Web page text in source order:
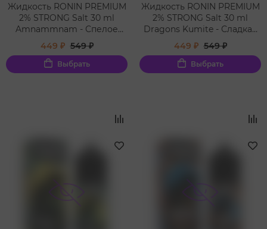
Жидкость RONIN PREMIUM
2% STRONG Salt 30 ml
Amnammnam - Спелое
тропическое манго с
ананасом
449 ₽ 549 ₽
Выбрать
Жидкость RONIN PREMIUM
2% STRONG Salt 30 ml
Dragons Kumite - Сладкая
мякоть питахаяи с кислой
карамболой
449 ₽ 549 ₽
Выбрать